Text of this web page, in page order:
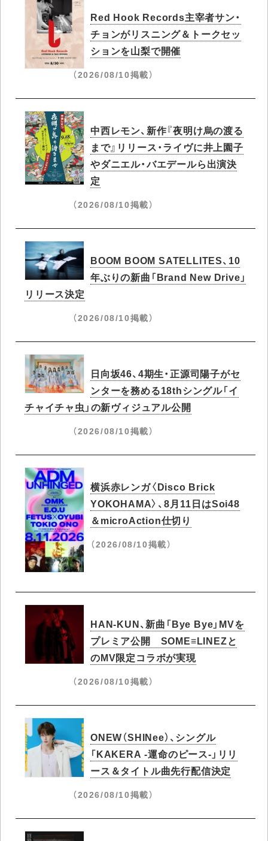
Red Hook Records主宰者サン・
チョンがリスニング＆トークセッ
ションを山梨で開催
（2026/08/10掲載）
中西レモン、新作『夜明け烏の渡る
まで』リリース・ライヴに井上園子
やダニエル・バエデールら出演決
定
（2026/08/10掲載）
BOOM BOOM SATELLITES、10
年ぶりの新曲「Brand New Drive」
リリース決定
（2026/08/10掲載）
日向坂46、4期生・正源司陽子がセ
ンターを務める18thシングル「イ
チャイチャ虫」の新ヴィジュアル公開
（2026/08/10掲載）
横浜赤レンガ〈Disco Brick
YOKOHAMA〉、8月11日はSoi48
＆microAction仕切り
（2026/08/10掲載）
HAN-KUN、新曲「Bye Bye」MVを
プレミア公開 SOME≡LINEZと
のMV限定コラボが実現
（2026/08/10掲載）
ONEW（SHINee）、シングル
「KAKERA -運命のピース-」リリ
ース＆タイトル曲先行配信決定
（2026/08/10掲載）